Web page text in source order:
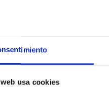
usa cookies
de un/a Titulado/a
de duración
a la línea de
otras, las siguientes